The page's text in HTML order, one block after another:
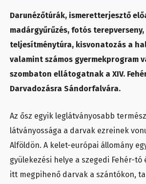
Darunézőtúrák, ismeretterjesztő
madárgyűrűzés, fotós terepverseny,
teljesítménytúra, kisvonatozás a
valamint számos gyermekprogram
szombaton ellátogatnak a XIV.
Darvadozásra Sándorfalvára.
Az ősz egyik leglátványosabb
látványossága a darvak ezreinek
Alföldön. A kelet-európai állomány
gyülekezési helye a szegedi Fehér-tó
itt megpihenő darvak a szántókon,